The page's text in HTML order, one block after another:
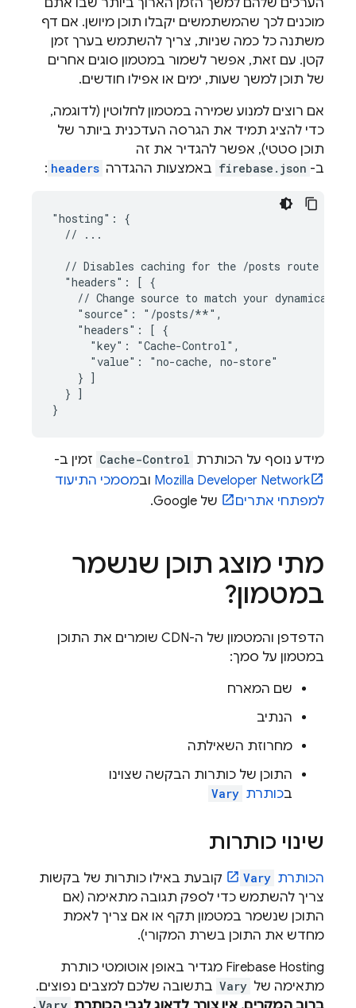
הערכים שלהם למשך הזמן הארוך ביותר שבו אתם
מוכנים לכך שהמשתמשים יקבלו תוכן מיושן. אם דף
משתנה כל כמה שניות, צריך להשתמש בערך זמן
קטן. עם זאת, אפשר לשמור במטמון סוגים אחרים
של תוכן למשך שעות, ימים או אפילו חודשים.
אם רוצים למנוע שמירה במטמון לחלוטין (לדוגמה,
כדי להציג תמיד את הגרסה העדכנית ביותר של
תוכן סטטי), אפשר להגדיר את זה
ב- firebase.json באמצעות ההגדרה headers
:
"hosting": {
  // ...
  // Disables caching for the /posts route
  "headers": [ {
// Change source to match your
    "source": "/posts/**",
    "headers": [ {
      "key": "Cache-Control",
      "value": "no-cache, no-store"
    } ]
  } ]
מידע נוסף על הכותרת Cache-Control זמין ב-
Mozilla Developer Network ובמסמכי התיעוד
למפתחי אתרים
של Google.
מתי מוצג תוכן שנשמר
במטמון?
הדפדפן והמטמון של ה-CDN שומרים את התוכן
במטמון על סמך:
שם המארח
הנתיב
מחרוזת השאילתה
התוכן של כותרות הבקשה שצוינו
בכותרת Vary
שינוי כותרות
הכותרת Vary
קובעת באילו כותרות של בקשות
צריך להשתמש כדי לספק תגובה מתאימה (אם
התוכן שנשמר במטמון תקף או אם צריך לאמת
מחדש את התוכן בשרת המקורי).
Firebase Hosting מגדיר באופן אוטומטי כותרת
מתאימה של Vary בתשובה שלכם למצבים נפוצים.